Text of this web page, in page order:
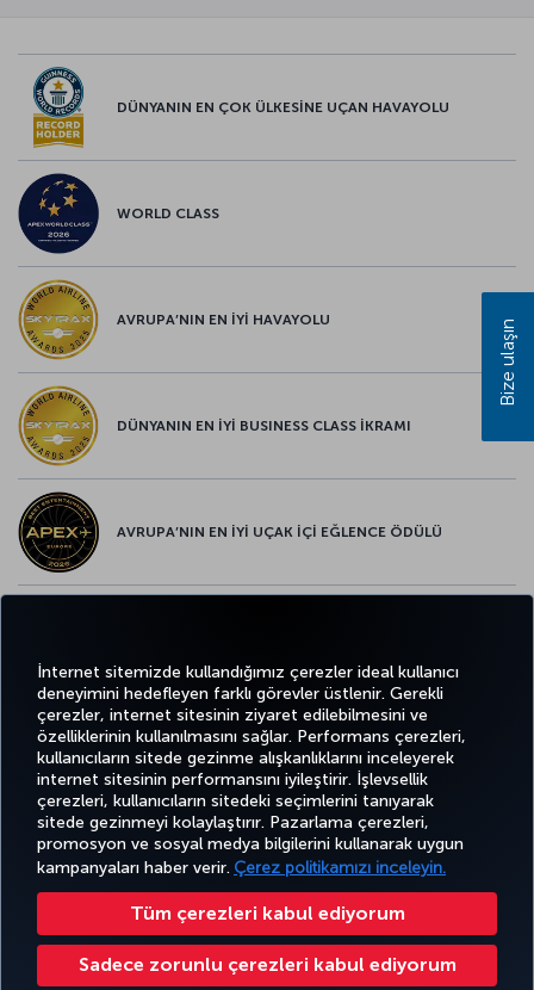
İnternet sitemizde kullandığımız çerezler ideal kullanıcı
deneyimini hedefleyen farklı görevler üstlenir. Gerekli
çerezler, internet sitesinin ziyaret edilebilmesini ve
özelliklerinin kullanılmasını sağlar. Performans çerezleri,
kullanıcıların sitede gezinme alışkanlıklarını inceleyerek
internet sitesinin performansını iyileştirir. İşlevsellik
çerezleri, kullanıcıların sitedeki seçimlerini tanıyarak
sitede gezinmeyi kolaylaştırır. Pazarlama çerezleri,
promosyon ve sosyal medya bilgilerini kullanarak uygun
kampanyaları haber verir. Çerez politikamızı inceleyin.
Tüm çerezleri kabul ediyorum
Sadece zorunlu çerezleri kabul ediyorum
DÜNYANIN EN ÇOK ÜLKESİNE UÇAN HAVAYOLU
WORLD CLASS
AVRUPA’NIN EN İYİ HAVAYOLU
DÜNYANIN EN İYİ BUSINESS CLASS İKRAMI
AVRUPA’NIN EN İYİ UÇAK İÇİ EĞLENCE ÖDÜLÜ
TwitterFacebook
Instagram
YoutubeLinkedIn
TiktokBlogPinterest
BİLET
AL VE
YÖNET
DENEYİM
FIRSATLAR
VE UÇUŞ
NOKTALARI
YARDIM
TURKISH
AIRLINES
HOLIDAYS
MILES&SMILES
Bilgi Toplumu Hizmetleri Erişilebilirlik Gizlilik ve Çerez Politikası Yasal Uyarı Yolcu Hakları
Çerez Ayarlarını Değiştir 32 0 2 620 0 849
Bize ulaşın